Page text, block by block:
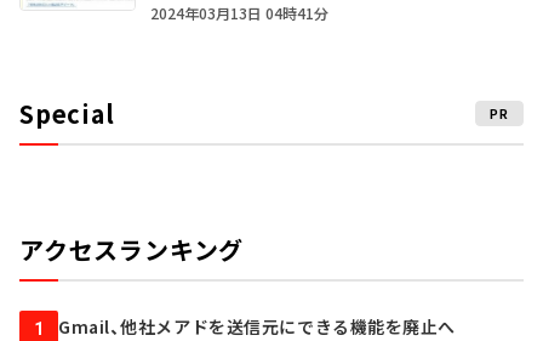
2024年03月13日 04時41分
Special PR
アクセスランキング
1 Gmail、他社メアドを送信元にできる機能を廃止へ